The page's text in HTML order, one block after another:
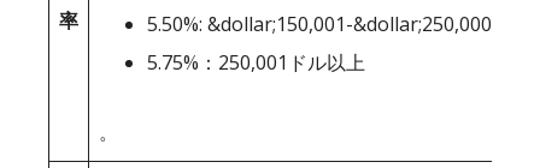
率
5.50%: &dollar;150,001-&dollar;250,000
5.75%：250,001ドル以上
。